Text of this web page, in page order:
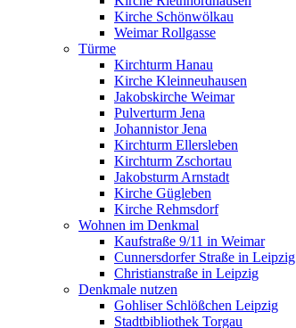
Kirche Schönwölkau
Weimar Rollgasse
Türme
Kirchturm Hanau
Kirche Kleinneuhausen
Jakobskirche Weimar
Pulverturm Jena
Johannistor Jena
Kirchturm Ellersleben
Kirchturm Zschortau
Jakobsturm Arnstadt
Kirche Gügleben
Kirche Rehmsdorf
Wohnen im Denkmal
Kaufstraße 9/11 in Weimar
Cunnersdorfer Straße in Leipzig
Christianstraße in Leipzig
Denkmale nutzen
Gohliser Schlößchen Leipzig
Stadtbibliothek Torgau